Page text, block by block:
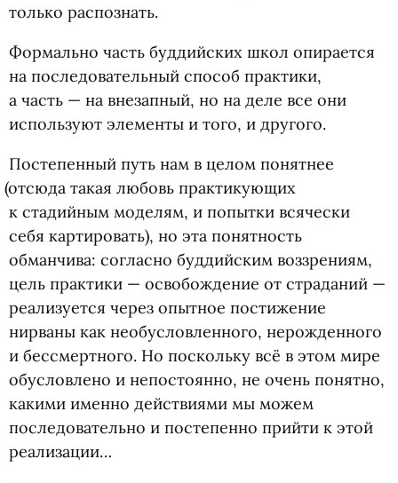
только распознать.
Формально часть буддийских школ опирается
на последовательный способ практики,
а часть — на внезапный, но на деле все они
используют элементы и того, и другого.
Постепенный путь нам в целом понятнее
(отсюда такая любовь практикующих
к стадийным моделям, и попытки всячески
себя картировать), но эта понятность
обманчива: согласно буддийским воззрениям,
цель практики — освобождение от страданий —
реализуется через опытное постижение
нирваны как необусловленного, нерожденного
и бессмертного. Но поскольку всё в этом мире
обусловлено и непостоянно, не очень понятно,
какими именно действиями мы можем
последовательно и постепенно прийти к этой
реализации…